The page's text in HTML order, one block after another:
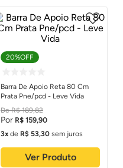
20%OFF
Barra De Apoio Reta 80 Cm
Prata Pne/pcd - Leve Vida
R$ 189,82
R$ 159,90
3
de R$ 53,30 sem juros
Ver Produto